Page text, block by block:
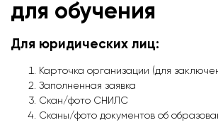
для обучения
Для юридических лиц:
Карточка организации (для
Заполненная заявка
Скан/фото СНИЛС
Сканы/фото документов об